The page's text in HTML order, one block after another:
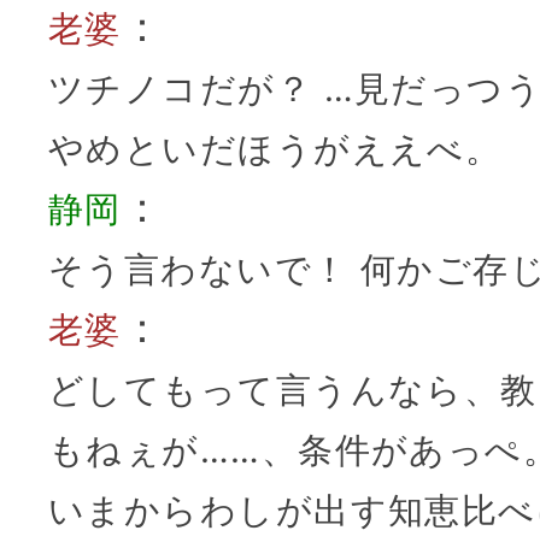
老婆 ：
ツチノコだが？ …見だっつ
やめといだほうがええべ。
静岡 ：
そう言わないで！ 何かご存
老婆 ：
どしてもって言うんなら、
もねぇが……、条件があっぺ
いまからわしが出す知恵比